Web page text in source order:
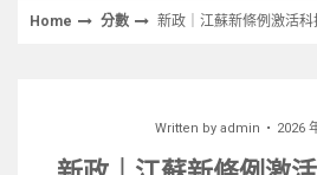
Home 分數 新政｜江蘇新條例激活
Written by admin 2026